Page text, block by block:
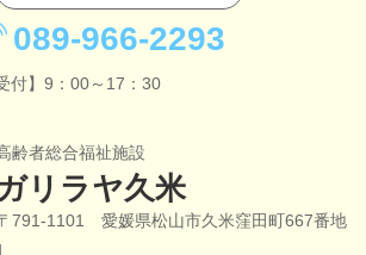
089-966-2293
付】9：00～17：30
齢者総合福祉施設
ガリラヤ久米
791-1101 愛媛県松山市久米窪田町667番地